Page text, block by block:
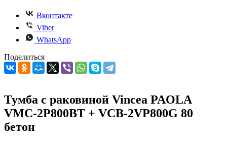
Вконтакте
Viber
WhatsApp
Поделиться
Тумба с раковиной Vincea PAOLA
VMC-2P800BT + VCB-2VP800G 80
бетон